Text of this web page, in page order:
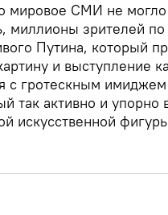
мировое СМИ не
миллионы зрителей
Путина, который
и выступление
с гротескным
так активно и упорно
искусственной